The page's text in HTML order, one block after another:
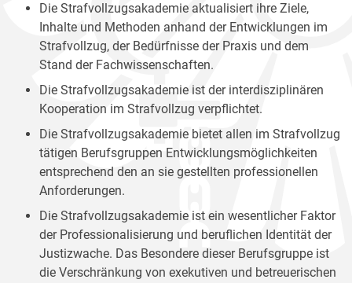
Die Strafvollzugsakademie aktualisiert ihre Ziele,
Inhalte und Methoden anhand der Entwicklungen im
Strafvollzug, der Bedürfnisse der Praxis und dem
Stand der Fachwissenschaften.
Die Strafvollzugsakademie ist der interdisziplinären
Kooperation im Strafvollzug verpflichtet.
Die Strafvollzugsakademie bietet allen im Strafvollzug
tätigen Berufsgruppen Entwicklungsmöglichkeiten
entsprechend den an sie gestellten professionellen
Anforderungen.
Die Strafvollzugsakademie ist ein wesentlicher Faktor
der Professionalisierung und beruflichen Identität der
Justizwache. Das Besondere dieser Berufsgruppe ist
die Verschränkung von exekutiven und betreuerischen